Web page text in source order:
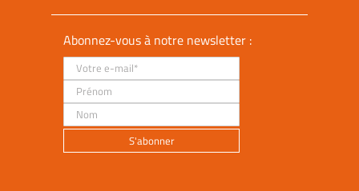
Abonnez-vous à notre newsletter :